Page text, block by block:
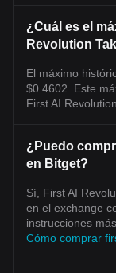
¿Cuál es el
Revolution
El máximo
$0.4602. Este
First AI
¿Puedo
en Bitget?
Sí, First AI
en el exchange
instrucciones
Cómo comprar